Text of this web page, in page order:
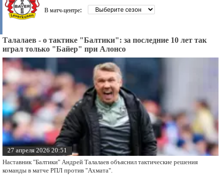
В матч-центре:
Талалаев - о тактике "Балтики": за последние 10 лет так
играл только "Байер" при Алонсо
27 апреля 2026 20:51
Наставник "Балтики" Андрей Талалаев объяснил тактические решения
команды в матче РПЛ против "Ахмата".